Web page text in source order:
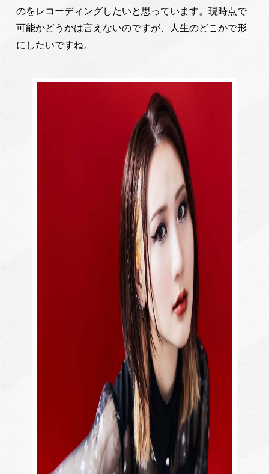
のをレコーディングしたいと思っています。現時点で
可能かどうかは言えないのですが、人生のどこかで形
にしたいですね。